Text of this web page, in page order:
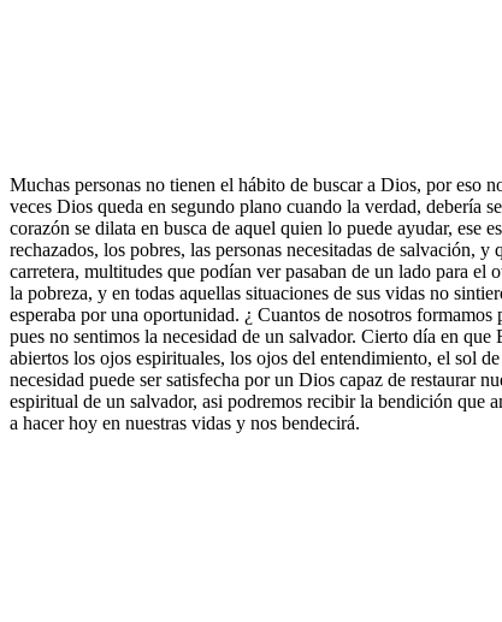
Muchas personas no tienen el hábito de buscar a Dios, por eso
veces Dios queda en segundo plano cuando la verdad, debería
corazón se dilata en busca de aquel quien lo puede ayudar, ese
rechazados, los pobres, las personas necesitadas de salvación,
carretera, multitudes que podían ver pasaban de un lado para el
la pobreza, y en todas aquellas situaciones de sus vidas no
esperaba por una oportunidad. ¿ Cuantos de nosotros
pues no sentimos la necesidad de un salvador. Cierto día en
abiertos los ojos espirituales, los ojos del entendimiento, el sol
necesidad puede ser satisfecha por un Dios capaz de restaurar
espiritual de un salvador, asi podremos recibir la bendición que
a hacer hoy en nuestras vidas y nos bendecirá.